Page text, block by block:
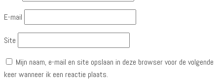
E-mail
Site
Mijn naam, e-mail en site opslaan in deze browser voor de volgende
keer wanneer ik een reactie plaats.